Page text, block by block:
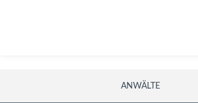
ANWÄLTE